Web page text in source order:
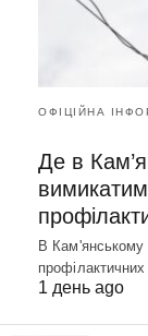
ОФІЦІЙНА
Де в
В Кам'янському
1 день ago